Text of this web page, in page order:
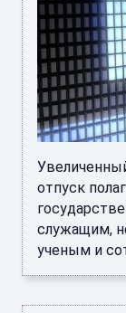
отпуск
служащим,
ученым и